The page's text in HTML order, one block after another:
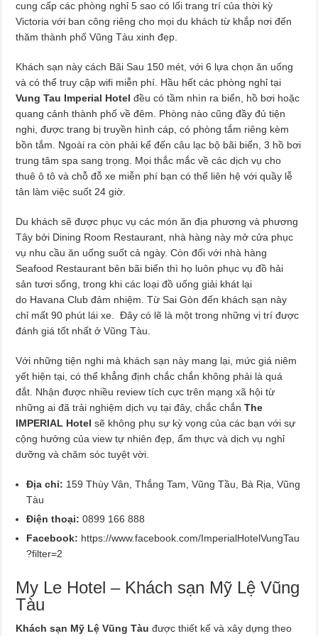
cung cấp các phòng nghỉ 5 sao có lối trang trí của thời kỳ
Victoria với ban công riêng cho mọi du khách từ khắp nơi đến
thăm thành phố Vũng Tàu xinh đẹp.
Khách sạn này cách Bãi Sau 150 mét, với 6 lựa chọn ăn uống
và có thể truy cập wifi miễn phí. Hầu hết các phòng nghỉ tại
Vung Tau Imperial Hotel đều có tầm nhìn ra biển, hồ bơi hoặc
quang cảnh thành phố về đêm. Phòng nào cũng đầy đủ tiện
nghi, được trang bị truyền hình cáp, có phòng tắm riêng kèm
bồn tắm. Ngoài ra còn phải kể đến câu lạc bộ bãi biển, 3 hồ bơi
trung tâm spa sang trọng. Mọi thắc mắc về các dịch vụ cho
thuê ô tô và chỗ đỗ xe miễn phí bạn có thể liên hệ với quầy lễ
tân làm việc suốt 24 giờ.
Du khách sẽ được phục vụ các món ăn địa phương và phương
Tây bởi Dining Room Restaurant, nhà hàng này mở cửa phục
vụ nhu cầu ăn uống suốt cả ngày. Còn đối với nhà hàng
Seafood Restaurant bên bãi biển thì họ luôn phục vụ đồ hải
sản tươi sống, trong khi các loại đồ uống giải khát lại
do Havana Club đảm nhiệm. Từ Sai Gòn đến khách sạn này
chỉ mất 90 phút lái xe. Đây có lẽ là một trong những vị trí được
đánh giá tốt nhất ở Vũng Tàu.
Với những tiện nghi mà khách sạn này mang lại, mức giá niêm
yết hiện tại, có thể khẳng định chắc chắn không phải là quá
đắt. Nhận được nhiều review tích cực trên mạng xã hội từ
những ai đã trải nghiệm dịch vụ tại đây, chắc chắnThe
IMPERIAL Hotel sẽ không phụ sự kỳ vọng của các bạn với sự
cộng hưởng của view tự nhiên đẹp, ẩm thực và dịch vụ nghỉ
dưỡng và chăm sóc tuyệt vời.
Địa chỉ: 159 Thùy Vân, Thắng Tam, Vũng Tầu, Bà Rịa, Vũng
Tàu
Điện thoại:0899 166 888
Facebook: https://www.facebook.com/ImperialHotelVungTau
?filter=2
My Le Hotel – Khách sạn Mỹ Lệ Vũng
Tàu
Khách sạn Mỹ Lệ Vũng Tàu được thiết kế và xây dựng theo